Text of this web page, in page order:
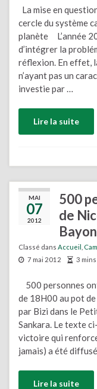
La mise en
cercle du système
planète L’année
d’intégrer la
réflexion. En effet,
n’ayant pas un
investie par …
Lire la suite
MAI
07
2012
500
de
Classé dans Accueil
7 mai 2012
3
500 personnes
de 18H00 au pot
par Bizi dans le
Sankara. Le texte
victoire qui
jamais) a été diffusé
Lire la suite